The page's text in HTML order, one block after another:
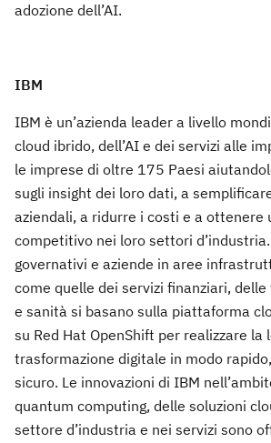
adozione dell’AI.
IBM
IBM è un’azienda leader a livello
cloud ibrido, dell’AI e dei servizi alle
le imprese di oltre 175 Paesi
sugli insight dei loro dati, a
aziendali, a ridurre i costi e a ottenere
competitivo nei loro settori
governativi e aziende in aree
come quelle dei servizi finanziari,
e sanità si basano sulla piattaforma
su Red Hat OpenShift per realizzare la
trasformazione digitale in modo
sicuro. Le innovazioni di IBM
quantum computing, delle soluzioni
settore d’industria e nei servizi sono